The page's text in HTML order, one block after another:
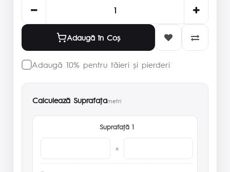
Adaugă în Coş
Adaugă 10% pentru tăieri și pierderi
Calculează Suprafaţametri
Suprafaţă 1
×